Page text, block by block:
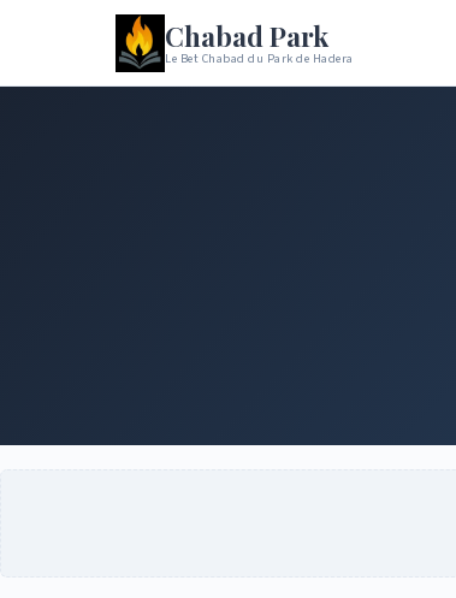
Chabad Park
Le Bet Chabad du Park de Hadera